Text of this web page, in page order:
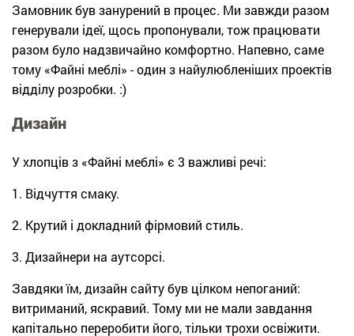
Замовник був занурений в процес. Ми завжди разом
генерували ідеї, щось пропонували, тож працювати
разом було надзвичайно комфортно. Напевно, саме
тому «Файні меблі» - один з найулюбленіших проектів
відділу розробки. :)
Дизайн
У хлопців з «Файні меблі» є 3 важливі речі:
1. Відчуття смаку.
2. Крутий і докладний фірмовий стиль.
3. Дизайнери на аутсорсі.
Завдяки їм, дизайн сайту був цілком непоганий:
витриманий, яскравий. Тому ми не мали завдання
капітально переробити його, тільки трохи освіжити.